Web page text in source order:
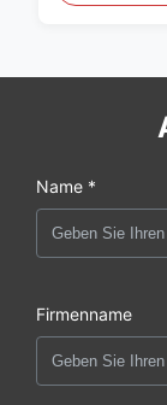
Name *
Firmenname